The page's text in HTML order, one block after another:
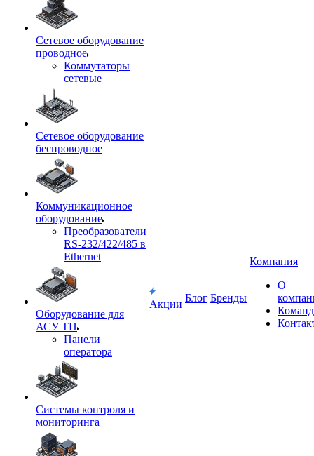
Сетевое оборудование
проводное
Коммутаторы
сетевые
Сетевое оборудование
беспроводное
Коммуникационное
оборудование
Преобразователи
RS-232/422/485 в
Ethernet
Оборудование для
АСУ ТП
Панели
оператора
Системы контроля и
мониторинга
Акции
Блог Бренды
Компания
О